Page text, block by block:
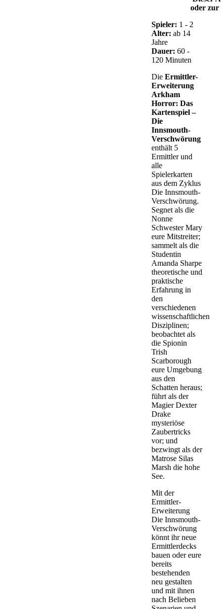
oder zur
Spieler: 1 - 2
Alter: ab 14
Jahre
Dauer: 60 -
120 Minuten
DieErmittler-
Erweiterung
Arkham
Horror: Das
Kartenspiel –
Die
Innsmouth-
Verschwörung
enthält 5
Ermittler und
alle
Spielerkarten
aus dem Zyklus
Die Innsmouth-
Verschwörung.
Segnet als die
Nonne
Schwester Mary
eure Mitstreiter;
sammelt als die
Studentin
Amanda Sharpe
theoretische und
praktische
Erfahrung in
den
verschiedenen
wissenschaftlichen
Disziplinen;
beobachtet als
die Spionin
Trish
Scarborough
eure Umgebung
aus den
Schatten heraus;
führt als der
Magier Dexter
Drake
mysteriöse
Zaubertricks
vor; und
bezwingt als der
Matrose Silas
Marsh die hohe
See.
Mit der
Ermittler-
Erweiterung
Die Innsmouth-
Verschwörung
könnt ihr neue
Ermittlerdecks
bauen oder eure
bereits
bestehenden
neu gestalten
und mit ihnen
nach Belieben